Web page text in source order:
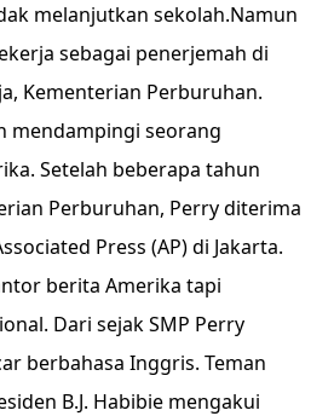
melanjutkan sekolah.Namun
sebagai penerjemah di
Kementerian Perburuhan.
mendampingi seorang
Setelah beberapa tahun
Perburuhan, Perry diterima
Press (AP) di Jakarta.
berita Amerika tapi
Dari sejak SMP Perry
berbahasa Inggris. Teman
B.J. Habibie mengakui